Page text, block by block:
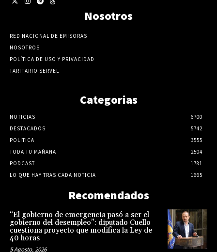
Nosotros
RED NACIONAL DE EMISORAS
NOSOTROS
POLÍTICA DE USO Y PRIVACIDAD
TARIFARIO SERVEL
Categorias
NOTICIAS
6700
DESTACADOS
5742
POLITICA
3555
TODA TU MAÑANA
2504
PODCAST
1781
LO QUE HAY TRAS CADA NOTICIA
1665
Recomendados
“El gobierno de emergencia pasó a ser el
gobierno del desempleo”: diputado Cuello
cuestiona proyecto que modifica la Ley de
40 horas
5 Agosto, 2026